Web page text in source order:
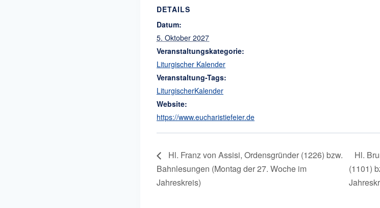
DETAILS
Datum:
5. Oktober 2027
Veranstaltungskategorie:
Liturgischer Kalender
Veranstaltung-Tags:
LiturgischerKalender
Website:
https://www.eucharistiefeier.de
Hl. Franz von Assisi, Ordensgründer (1226) bzw.
Bahnlesungen (Montag der 27. Woche im
Jahreskreis)
Hl.
(1101)